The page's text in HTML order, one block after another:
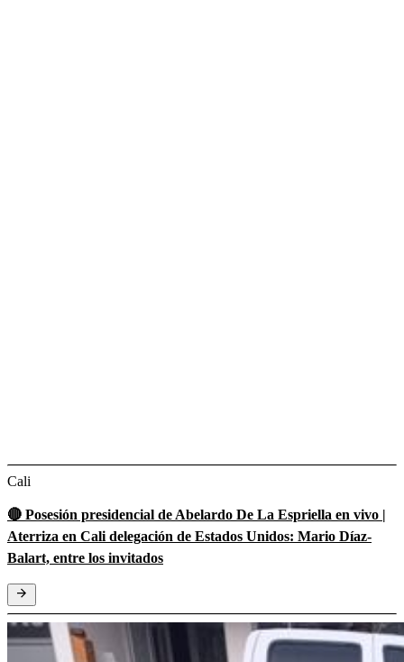
Cali
🔴 Posesión presidencial de Abelardo De La Espriella en vivo |
Aterriza en Cali delegación de Estados Unidos: Mario Díaz-
Balart, entre los invitados